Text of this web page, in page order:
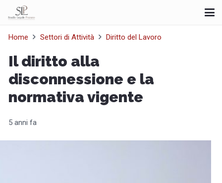
Home Settori di Attività Diritto del Lavoro
Il diritto alla
disconnessione e la
normativa vigente
5 anni fa